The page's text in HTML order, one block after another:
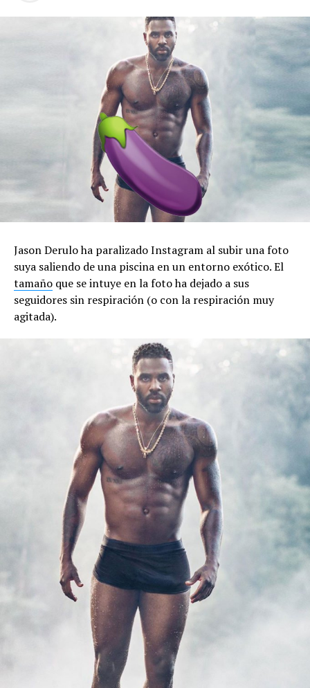
Jason Derulo ha paralizado Instagram al subir una foto
suya saliendo de una piscina en un entorno exótico. El
tamaño que se intuye en la foto ha dejado a sus
seguidores sin respiración (o con la respiración muy
agitada).